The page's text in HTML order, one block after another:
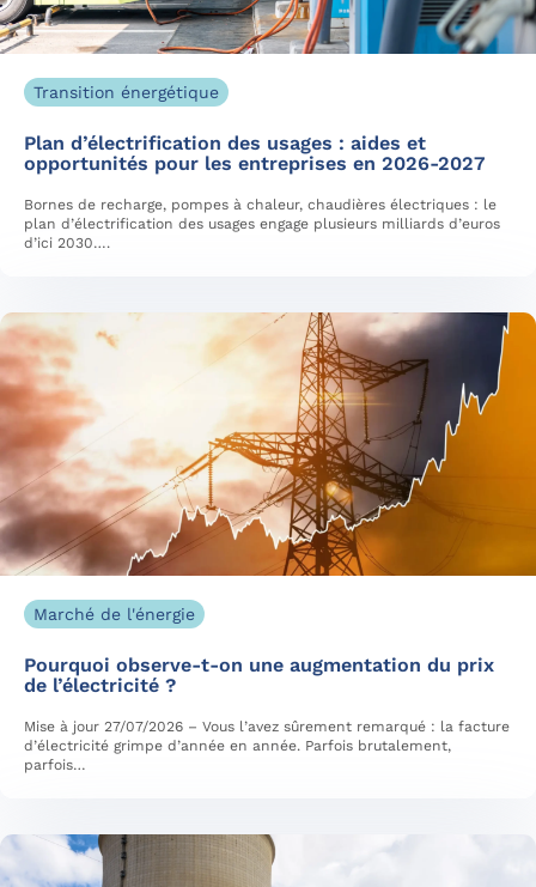
Transition énergétique
Plan d’électrification des usages : aides et
opportunités pour les entreprises en 2026-2027
Bornes de recharge, pompes à chaleur, chaudières électriques : le
plan d’électrification des usages engage plusieurs milliards d’euros
d’ici 2030….
Marché de l'énergie
Pourquoi observe-t-on une augmentation du prix
de l’électricité ?
Mise à jour 27/07/2026 – Vous l’avez sûrement remarqué : la facture
d’électricité grimpe d’année en année. Parfois brutalement,
parfois…